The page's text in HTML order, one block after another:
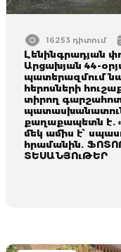
16253 դիտում
Լենինգրադյան
Արցախյան 44-
պատերազմում
հերոսների
տիրող
քաղաքապետն է.
մեկ ամիս է՝
հրամանին.
ՏԵՍԱՆՅՈւԹԵՐ